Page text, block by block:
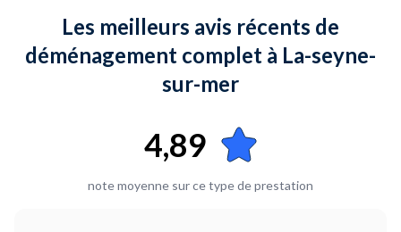
Les meilleurs avis récents de
déménagement complet à La-seyne-
sur-mer
4,89
note moyenne sur ce type de prestation